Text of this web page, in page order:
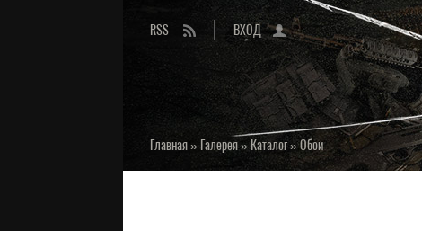
RSS ВХОД
Главная» Галерея»Каталог»Обои